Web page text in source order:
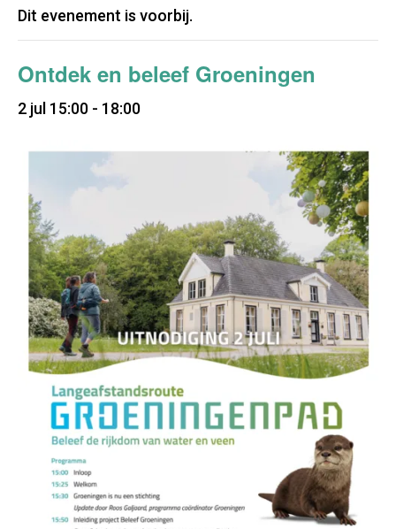
Dit evenement is voorbij.
Ontdek en beleef Groeningen
2 jul 15:00 - 18:00